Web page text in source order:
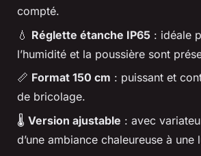
compté.
💧 Réglette étanche IP65 : idéale
l’humidité et la poussière sont
📏 Format 150 cm : puissant et
de bricolage.
🌡️ Version ajustable : avec
d’une ambiance chaleureuse à